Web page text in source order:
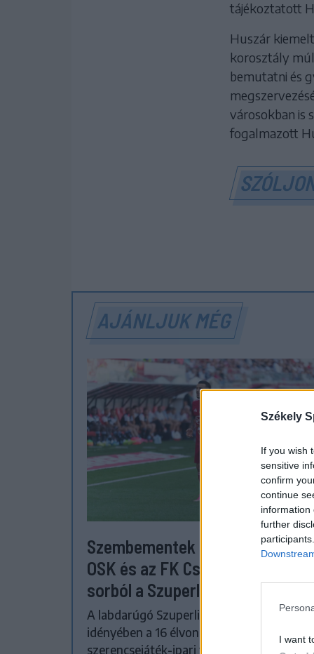
Székely
If you wish
sensitive
confirm
continue
information
further
I want
tájékoztatott
Huszár
korosztály
bemutatni és
városokban is
fogalmazott
AJÁNLJUK MÉG
Szembementek a trenddel: a
OSK és az FK Csíkszereda kilóg a
sorból a Szuperligában
A labdarúgó Szuperliga 2026–2027-es
idényében a 16 élvonalbeli klub közül 13
szerencsejáték-ipari vállalatot jelenít meg